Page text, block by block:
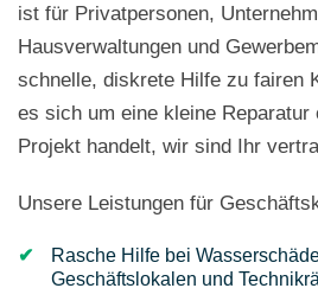
ist für Privatpersonen,
Hausverwaltungen und
schnelle, diskrete Hilfe zu fairen
es sich um eine kleine Reparatur
Projekt handelt, wir sind Ihr
Unsere Leistungen für
Rasche Hilfe bei
Geschäftslokalen und